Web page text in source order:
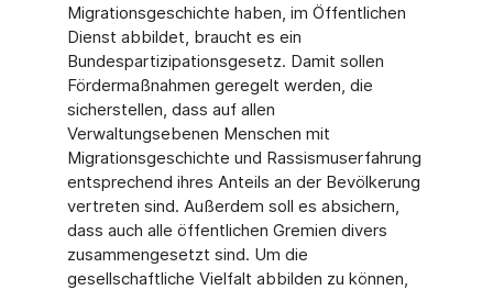
Migrationsgeschichte haben, im Öffentlichen
Dienst abbildet, braucht es ein
Bundespartizipationsgesetz. Damit sollen
Fördermaßnahmen geregelt werden, die
sicherstellen, dass auf allen
Verwaltungsebenen Menschen mit
Migrationsgeschichte und Rassismuserfahrung
entsprechend ihres Anteils an der Bevölkerung
vertreten sind. Außerdem soll es absichern,
dass auch alle öffentlichen Gremien divers
zusammengesetzt sind. Um die
gesellschaftliche Vielfalt abbilden zu können,